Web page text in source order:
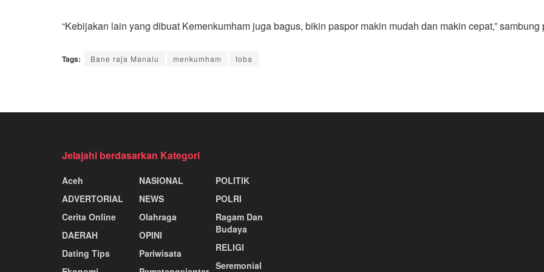
“Kebijakan lain yang dibuat Kemenkumham juga bagus, bikin paspor makin mudah dan makin cepat,” sambung
Tags: Bane raja Manalu menkumham toba
Jelajahi berdasarkan Kategori
Aceh
ADVERTORIAL
Cerita Online
DAERAH
Dating Tips
NASIONAL
NEWS
Olahraga
OPINI
Pariwisata
POLITIK
POLRI
Ragam Dan
Budaya
RELIGI
Seremonial